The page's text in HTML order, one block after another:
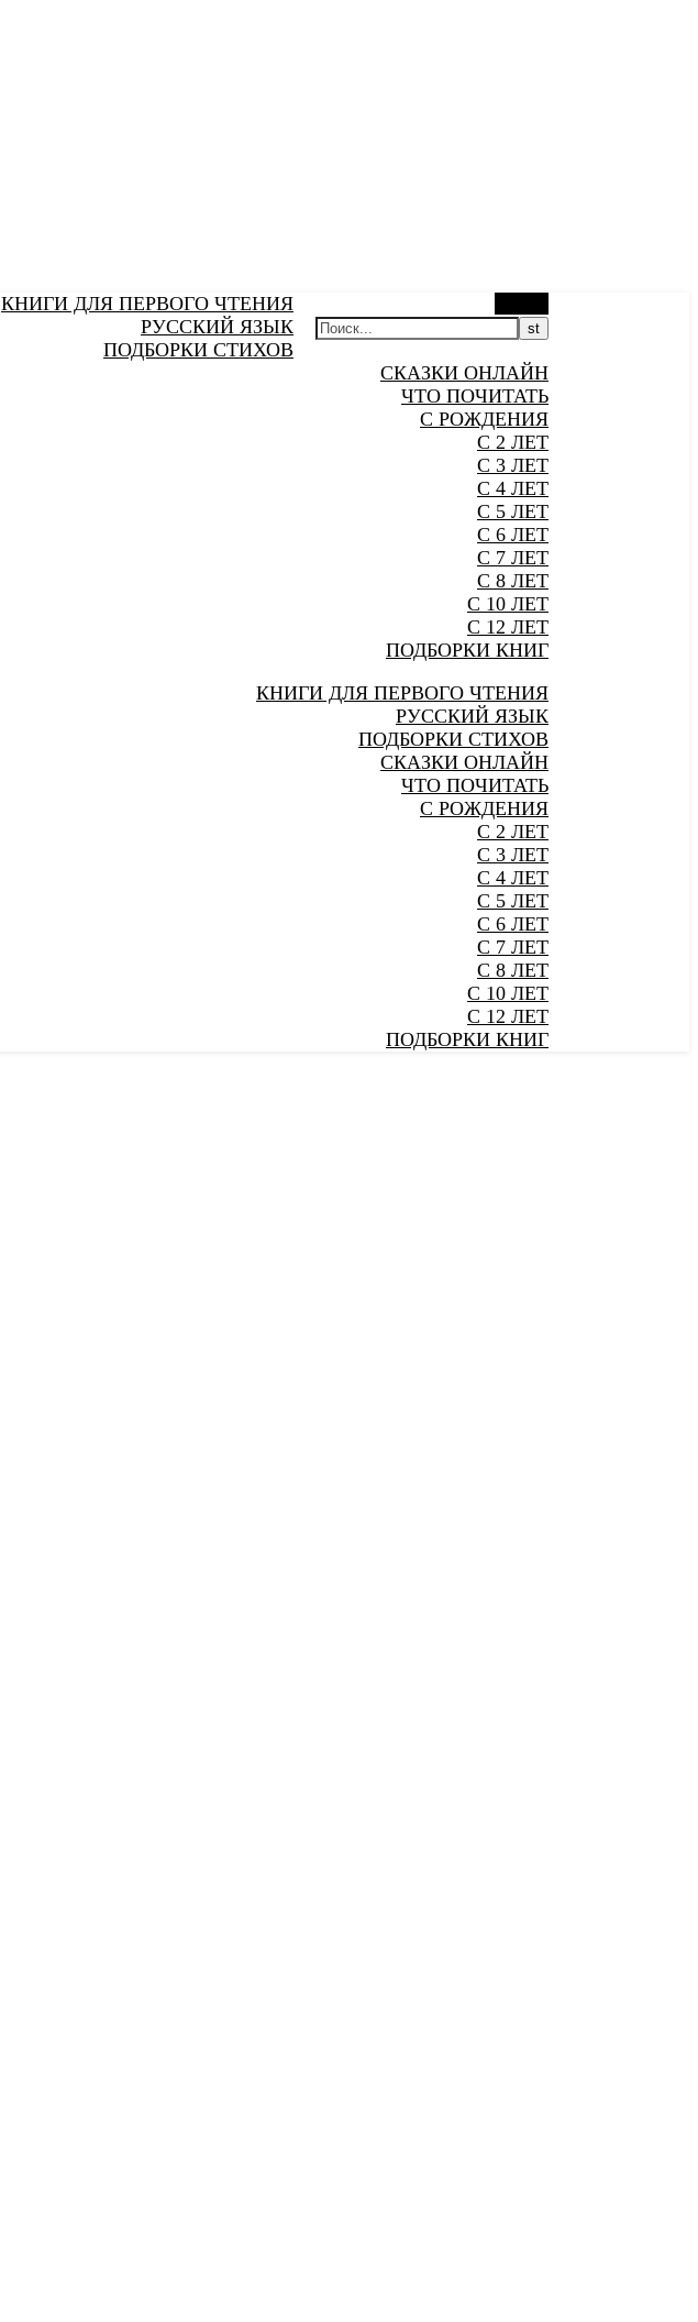
КНИГИ ДЛЯ ПЕРВОГО ЧТЕНИЯ
РУССКИЙ ЯЗЫК
ПОДБОРКИ СТИХОВ
СКАЗКИ ОНЛАЙН
ЧТО ПОЧИТАТЬ
С РОЖДЕНИЯ
С 2 ЛЕТ
С 3 ЛЕТ
С 4 ЛЕТ
С 5 ЛЕТ
С 6 ЛЕТ
С 7 ЛЕТ
С 8 ЛЕТ
С 10 ЛЕТ
С 12 ЛЕТ
ПОДБОРКИ КНИГ
КНИГИ ДЛЯ ПЕРВОГО ЧТЕНИЯ
РУССКИЙ ЯЗЫК
ПОДБОРКИ СТИХОВ
СКАЗКИ ОНЛАЙН
ЧТО ПОЧИТАТЬ
С РОЖДЕНИЯ
С 2 ЛЕТ
С 3 ЛЕТ
С 4 ЛЕТ
С 5 ЛЕТ
С 6 ЛЕТ
С 7 ЛЕТ
С 8 ЛЕТ
С 10 ЛЕТ
С 12 ЛЕТ
ПОДБОРКИ КНИГ